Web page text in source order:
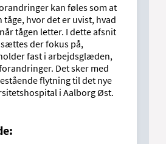
kan føles som at
tåge, hvor det er uvist, hvad
tågen letter. I dette afsnit
der fokus på,
fast i arbejdsglæden,
Det sker med
flytning til det nye
i Aalborg Øst.